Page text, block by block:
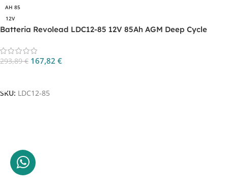
AH 85
12V
Batteria Revolead LDC12-85 12V 85Ah AGM Deep Cycle
293,89€ 167,82 €
SKU: LDC12-85